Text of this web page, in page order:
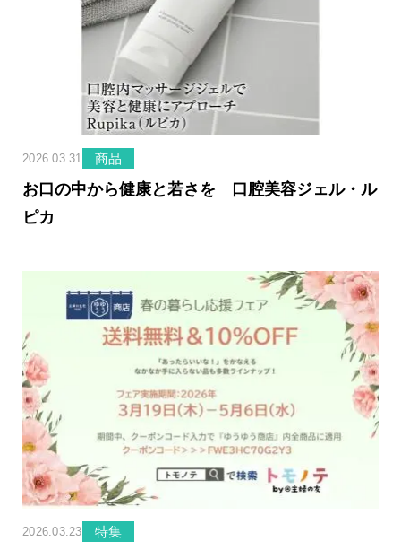
2026.03.31 商品
お口の中から健康と若さを 口腔美容ジェル・ル
ピカ
2026.03.23 特集